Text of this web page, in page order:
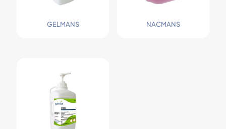
GELMANS NACMANS